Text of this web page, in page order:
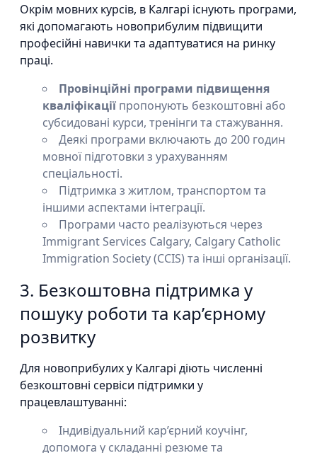
Окрім мовних курсів, в Калгарі існують програми,
які допомагають новоприбулим підвищити
професійні навички та адаптуватися на ринку
праці.
Провінційні програми підвищення
кваліфікації пропонують безкоштовні або
субсидовані курси, тренінги та стажування.
Деякі програми включають до 200 годин
мовної підготовки з урахуванням
спеціальності.
Підтримка з житлом, транспортом та
іншими аспектами інтеграції.
Програми часто реалізуються через
Immigrant Services Calgary, Calgary Catholic
Immigration Society (CCIS) та інші організації.
3. Безкоштовна підтримка у
пошуку роботи та кар’єрному
розвитку
Для новоприбулих у Калгарі діють численні
безкоштовні сервіси підтримки у
працевлаштуванні:
Індивідуальний кар’єрний коучінг,
допомога у складанні резюме та